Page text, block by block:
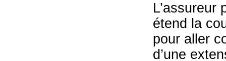
étend la
pour aller
d’une